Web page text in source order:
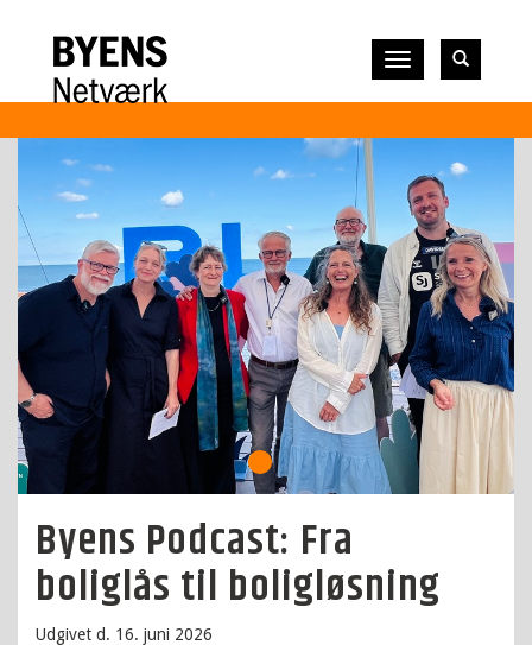
Vis
navigation
Byens Podcast: Fra
boliglås til boligløsning
Udgivet d. 16. juni 2026